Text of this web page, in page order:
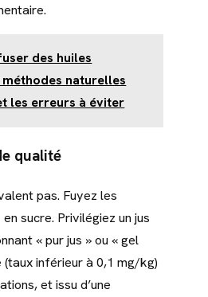
des huiles
naturelles
les erreurs à éviter
qualité
pas. Fuyez les
sucre. Privilégiez un jus
« pur jus » ou « gel
inférieur à 0,1 mg/kg)
et issu d’une